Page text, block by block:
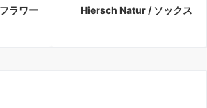
ラワー
Hiersch Natur / ソックス